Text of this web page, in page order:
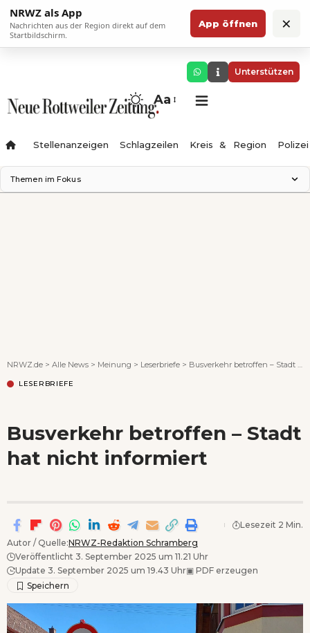
NRWZ als App
Nachrichten aus der Region direkt auf dem
Startbildschirm.
App öffnen ×
Unterstützen
Aa
Stellenanzeigen Schlagzeilen Kreis & Region Polizei
Themen im Fokus
NRWZ.de > Alle News > Meinung > Leserbriefe > Busverkehr betroffen – Stadt hat nicht informiert
LESERBRIEFE
Busverkehr betroffen – Stadt
hat nicht informiert
Autor / Quelle:NRWZ-Redaktion Schramberg
Veröffentlicht 3. September 2025 um 11.21 Uhr
Update 3. September 2025 um 19.43 Uhr▣ PDF erzeugen
Lesezeit 2 Min.